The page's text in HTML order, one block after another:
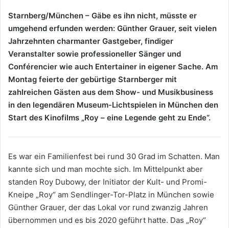
Mail
Starnberg/München – Gäbe es ihn nicht, müsste er
umgehend erfunden werden: Günther Grauer, seit vielen
Jahrzehnten charmanter Gastgeber, findiger
Veranstalter sowie professioneller Sänger und
Conférencier wie auch Entertainer in eigener Sache. Am
Montag feierte der gebürtige Starnberger mit
zahlreichen Gästen aus dem Show- und Musikbusiness
in den legendären Museum-Lichtspielen in München den
Start des Kinofilms „Roy – eine Legende geht zu Ende“.
Es war ein Familienfest bei rund 30 Grad im Schatten. Man
kannte sich und man mochte sich. Im Mittelpunkt aber
standen Roy Dubowy, der Initiator der Kult- und Promi-
Kneipe „Roy“ am Sendlinger-Tor-Platz in München sowie
Günther Grauer, der das Lokal vor rund zwanzig Jahren
übernommen und es bis 2020 geführt hatte. Das „Roy“